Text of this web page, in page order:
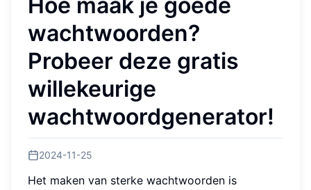
wachtwoorden?
Probeer deze gratis
willekeurige
wachtwoordgenerator!
2024-11-25
Het maken van sterke wachtwoorden is